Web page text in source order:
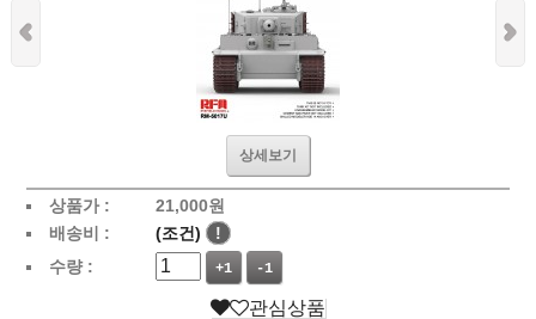
상세보기
상품가 : 21,000원
배송비 :
(조건)
!
수량 :
+1 -1
관심상품